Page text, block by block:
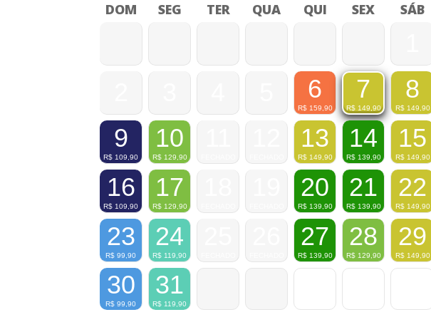
DOM SEG TER QUA QUI SEX SÁB
6
R$ 159,90
7
R$ 149,90
8
R$ 149,90
9
R$ 109,90
10
R$ 129,90
13
R$ 149,90
14
R$ 139,90
15
R$ 149,90
16
R$ 109,90
17
R$ 129,90
20
R$ 139,90
21
R$ 139,90
22
R$ 149,90
23
R$ 99,90
24
R$ 119,90
27
R$ 139,90
28
R$ 129,90
29
R$ 149,90
30
R$ 99,90
31
R$ 119,90